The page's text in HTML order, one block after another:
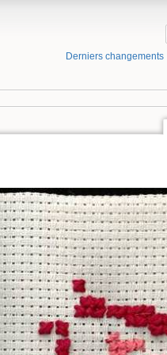
Derniers changements